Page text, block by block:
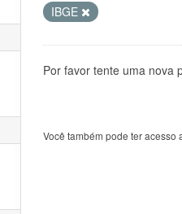
IBGE
Por favor tente uma nova
Você também pode ter acesso